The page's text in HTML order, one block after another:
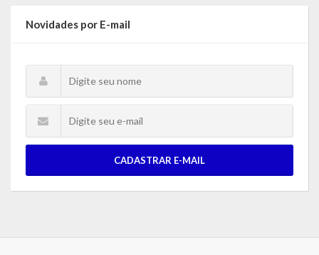
Novidades por E-mail
CADASTRAR E-MAIL